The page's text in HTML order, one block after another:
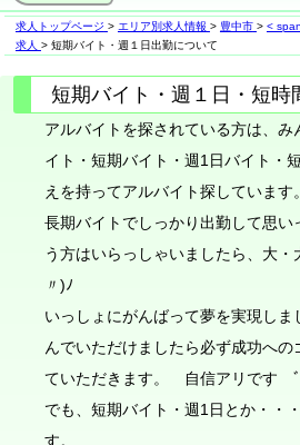
求人トップページ > エリア別求人情報 > 豊中市 > <
求人 > 短期バイト・週１日出勤について
短期バイト・週１日・短時
アルバイトを探されている方は、
イト・短期バイト・週1日バイト・
えを持ってアルバイト探しています。
長期バイトでしっかり出勤して思い
う方はいらっしゃいましたら、大・
〃)ﾉ
いっしょにがんばって夢を実現しま
んでいただけましたら必ず成功へ
ていただきます。 自信アリです
でも、短期バイト・週1日とか・・
す。